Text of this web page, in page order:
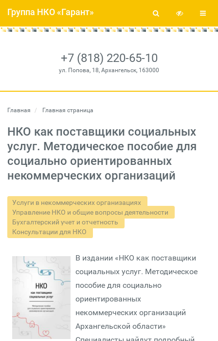
+7 (818) 220-65-10
ул. Попова, 18, Архангельск, 163000
Группа НКО «Гарант»
Главная Главная страница
НКО как поставщики социальных
услуг. Методическое пособие для
социально ориентированных
некоммерческих организаций
Услуги в некоммерческих организациях
Управление НКО и общие вопросы деятельности
Бухгалтерский учет и отчетность
Консультации для НКО
В издании «НКО как поставщики
социальных услуг. Методическое
пособие для социально
ориентированных
некоммерческих организаций
Архангельской области»